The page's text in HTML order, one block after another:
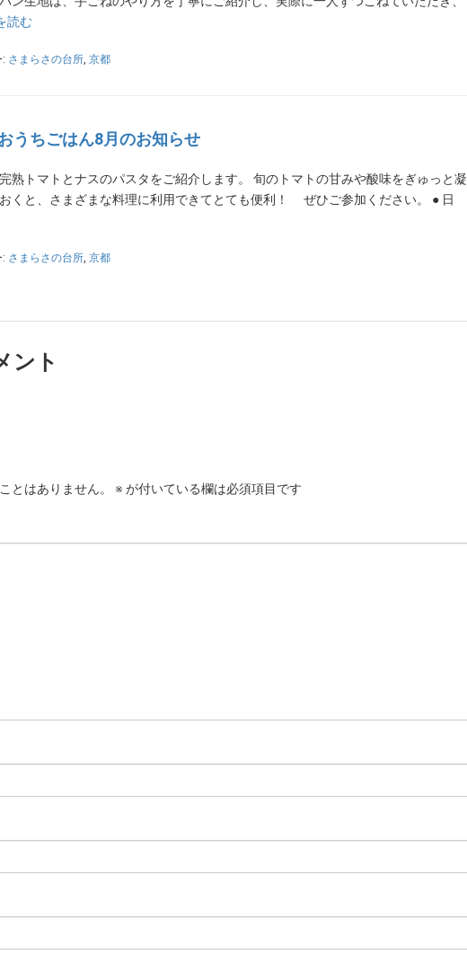
読む
さまらさの台所, 京都
うちごはん8月のお知らせ
熟トマトとナスのパスタをご紹介します。 旬のトマトの甘みや酸味をぎゅっと凝
くと、さまざまな料理に利用できてとても便利！ ぜひご参加ください。 ● 日
さまらさの台所, 京都
ント
とはありません。 ※ が付いている欄は必須項目です